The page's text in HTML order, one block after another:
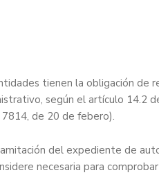
tienen la obligación de
según el artículo 14.2
7814, de 20 de febero).
del expediente de
necesaria para